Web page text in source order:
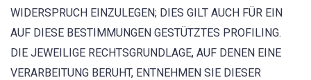
WIDERSPRUCH EINZULEGEN; DIES GILT AUCH FÜR EIN
AUF DIESE BESTIMMUNGEN GESTÜTZTES PROFILING.
DIE JEWEILIGE RECHTSGRUNDLAGE, AUF DENEN EINE
VERARBEITUNG BERUHT, ENTNEHMEN SIE DIESER